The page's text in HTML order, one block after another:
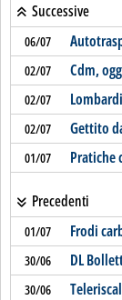
Successive
06/07
02/07 Cdm,
02/07
02/07 Gettito
01/07 Pratiche
Precedenti
01/07 Frodi
30/06 DL
30/06